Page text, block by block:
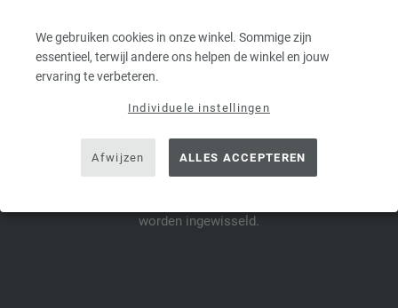
We gebruiken cookies in onze winkel. Sommige zijn
essentieel, terwijl andere ons helpen de winkel en jouw
ervaring te verbeteren.
Individuele instellingen
Afwijzen ALLES ACCEPTEREN
ABONNEER JE NU OP DE NIEUWSBRIEF EN ONTVANG EEN
VOUCHER TER WAARDE VAN € 10.*
Voucher 14
geldig. Minimale bestelwaarde na retour € 45,-. Voor de eerste
worden ingewisseld.